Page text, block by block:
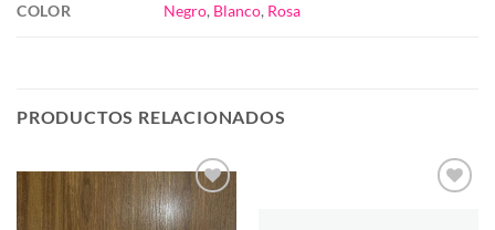
COLOR Negro, Blanco, Rosa
PRODUCTOS RELACIONADOS
Añadir